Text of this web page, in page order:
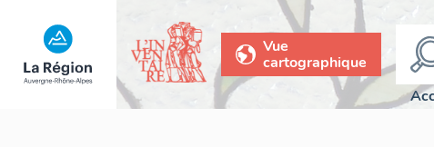
Vue
cartographique